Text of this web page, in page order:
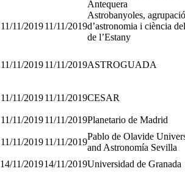
Antequera
11/11/201911/11/2019
Astrobanyoles, agrupació
d’astronomia i ciència
de l’Estany
11/11/201911/11/2019ASTROGUADA
11/11/201911/11/2019CESAR
11/11/201911/11/2019Planetario de Madrid
11/11/201911/11/2019
Pablo de Olavide
and Astronomía Sevilla
14/11/201914/11/2019Universidad de Granada